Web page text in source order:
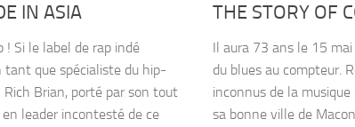
IN ASIA
Si le label de rap indé
tant que spécialiste du hip-
Rich Brian, porté par son tout
en leader incontesté de ce
THE STORY OF
Il aura 73 ans le 15
du blues au compteur.
inconnus de la
sa bonne ville de